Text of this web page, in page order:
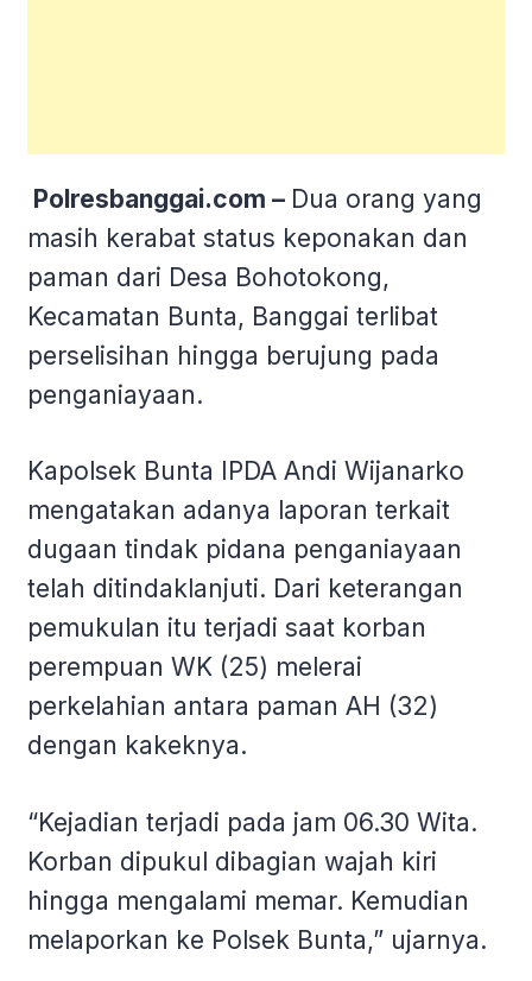
Polresbanggai.com – Dua orang yang
masih kerabat status keponakan dan
paman dari Desa Bohotokong,
Kecamatan Bunta, Banggai terlibat
perselisihan hingga berujung pada
penganiayaan.
Kapolsek Bunta IPDA Andi Wijanarko
mengatakan adanya laporan terkait
dugaan tindak pidana penganiayaan
telah ditindaklanjuti. Dari keterangan
pemukulan itu terjadi saat korban
perempuan WK (25) melerai
perkelahian antara paman AH (32)
dengan kakeknya.
“Kejadian terjadi pada jam 06.30 Wita.
Korban dipukul dibagian wajah kiri
hingga mengalami memar. Kemudian
melaporkan ke Polsek Bunta,” ujarnya.